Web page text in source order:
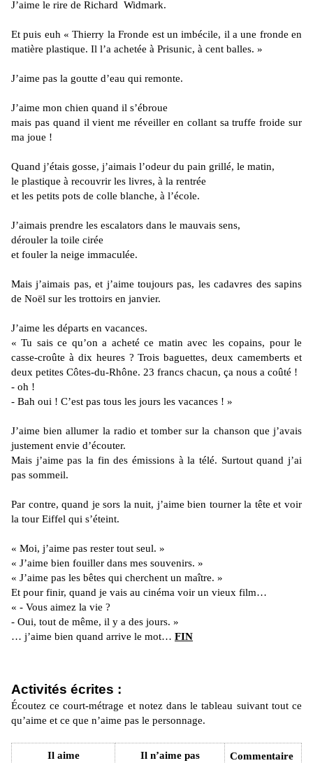
J’aime le rire de Richard Widmark.
Et puis euh « Thierry la Fronde est un imbécile, il a une fronde en
matière plastique. Il l’a achetée à Prisunic, à cent balles. »
J’aime pas la goutte d’eau qui remonte.
J’aime mon chien quand il s’ébroue
mais pas quand il vient me réveiller en collant sa truffe froide sur
ma joue !
Quand j’étais gosse, j’aimais l’odeur du pain grillé, le matin,
le plastique à recouvrir les livres, à la rentrée
et les petits pots de colle blanche, à l’école.
J’aimais prendre les escalators dans le mauvais sens,
dérouler la toile cirée
et fouler la neige immaculée.
Mais j’aimais pas, et j’aime toujours pas, les cadavres des sapins
de Noël sur les trottoirs en janvier.
J’aime les départs en vacances.
« Tu sais ce qu’on a acheté ce matin avec les copains, pour le
casse-croûte à dix heures ? Trois baguettes, deux camemberts et
deux petites Côtes-du-Rhône. 23 francs chacun, ça nous a coûté !
- oh !
- Bah oui ! C’est pas tous les jours les vacances ! »
J’aime bien allumer la radio et tomber sur la chanson que j’avais
justement envie d’écouter.
Mais j’aime pas la fin des émissions à la télé. Surtout quand j’ai
pas sommeil.
Par contre, quand je sors la nuit, j’aime bien tourner la tête et voir
la tour Eiffel qui s’éteint.
« Moi, j’aime pas rester tout seul. »
« J’aime bien fouiller dans mes souvenirs. »
« J’aime pas les bêtes qui cherchent un maître. »
Et pour finir, quand je vais au cinéma voir un vieux film…
« - Vous aimez la vie ?
- Oui, tout de même, il y a des jours. »
… j’aime bien quand arrive le mot… FIN
Activités écrites :
Écoutez ce court-métrage et notez dans le tableau suivant tout ce
qu’aime et ce que n’aime pas le personnage.
Il aime Il n’aime pas Commentaire